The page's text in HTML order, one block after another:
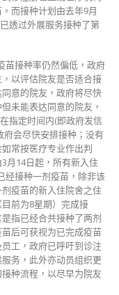
而接种计划由去年9月
透过外展服务接种了第
苗接种率仍然偏低，政府
以评估院友是否适合接
意的院友，政府将尽快
未能表达同意的院友，
指定时间内(即政府发信
府会尽快安排接种；没有
常按医疗专业作出判
月14日起，所有新入住
经接种一剂疫苗，除非该
疫苗的新入住院舍之住
前为8星期）完成接
指已经合共接种了两剂
后可获视为已完成疫苗
工，政府已呼吁到诊注
务，此外亦动员组织更
种流程，以尽早为院友